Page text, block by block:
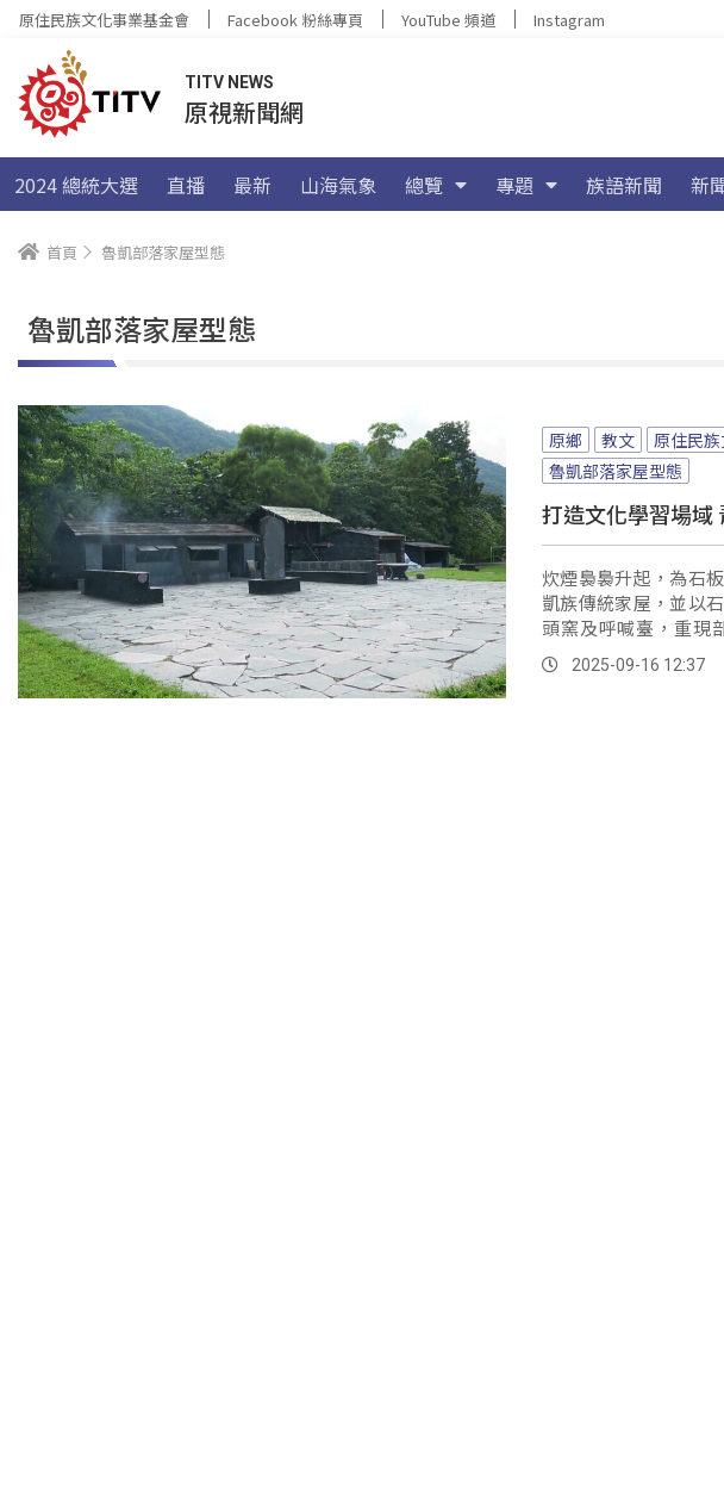
原住民族文化事業基金會 Facebook 粉絲專頁 YouTube 頻道 Instagram
TITV NEWS
原視新聞網
2024 總統大選 直播 最新 山海氣象 總覽 專題 族語新聞 新
首頁 魯凱部落家屋型態
魯凱部落家屋型態
原鄉 教文 原住民
魯凱部落家屋型態
打造文化學習場域
炊煙裊裊升起，為石
凱族傳統家屋，並以
頭窯及呼喊臺，重現
態，提供孩子們沉浸式
2025-09-16 12:37